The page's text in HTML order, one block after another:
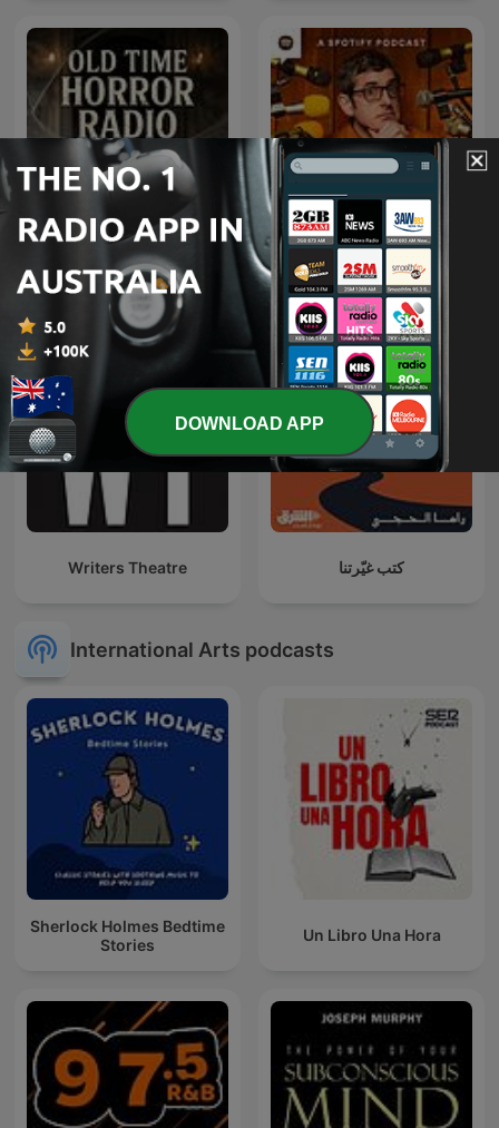
Old Time Horror Radio |
Old Time Radio
The Louis Theroux
Podcast
Writers Theatre كتب غيّرتنا
International Arts podcasts
Sherlock Holmes Bedtime
Stories
Un Libro Una Hora
DOWNLOAD APP